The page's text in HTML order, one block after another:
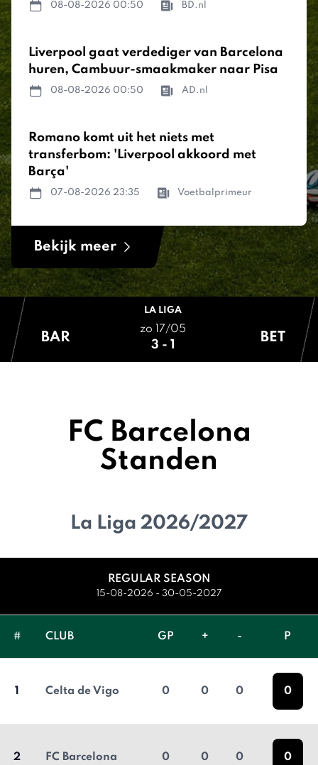
08-08-2026 00:50 BD.nl
Liverpool gaat verdediger van Barcelona
huren, Cambuur-smaakmaker naar Pisa
08-08-2026 00:50 AD.nl
Romano komt uit het niets met
transferbom: 'Liverpool akkoord met
Barça'
07-08-2026 23:35 Voetbalprimeur
Bekijk meer
LA LIGA
BAR
zo 17/05
3 - 1 BET
FC Barcelona
Standen
La Liga 2026/2027
REGULAR SEASON
15-08-2026 - 30-05-2027
# CLUB GP + - P
1 Celta de Vigo 0 0 0 0
2 FC Barcelona 0 0 0 0